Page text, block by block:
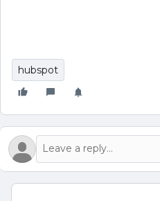
hubspot